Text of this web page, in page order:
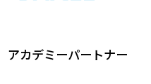
アカデミーパートナー